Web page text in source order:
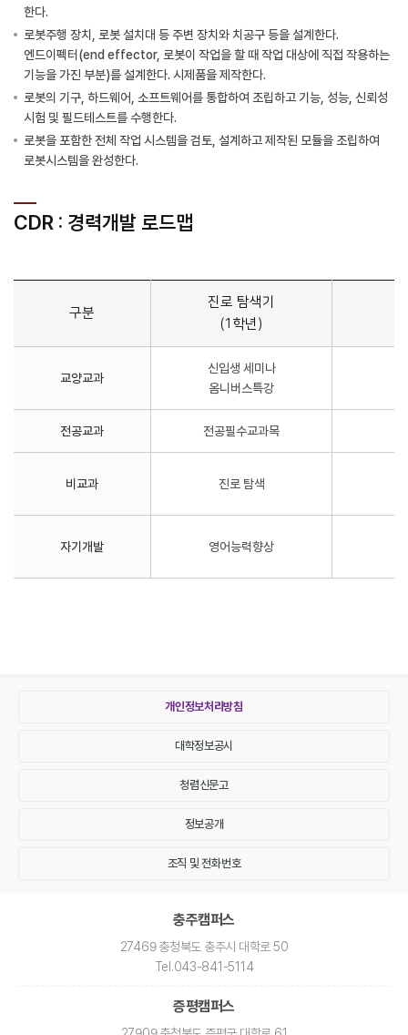
한다.
로봇주행 장치, 로봇 설치대 등 주변 장치와 치공구 등을 설계한다.
엔드이펙터(end effector, 로봇이 작업을 할 때 작업 대상에 직접 작용하는
기능을 가진 부분)를 설계한다. 시제품을 제작한다.
로봇의 기구, 하드웨어, 소프트웨어를 통합하여 조립하고 기능, 성능, 신뢰성
시험 및 필드테스트를 수행한다.
로봇을 포함한 전체 작업 시스템을 검토, 설계하고 제작된 모듈을 조립하여
로봇시스템을 완성한다.
CDR : 경력개발 로드맵
구분
진로 탐색기
(1학년)
교양교과
신입생 세미나
옴니버스특강
전공교과 전공필수교과목
비교과 진로 탐색
자기개발 영어능력향상
개인정보처리방침
대학정보공시
청렴신문고
정보공개
조직 및 전화번호
충주캠퍼스
27469 충청북도 충주시 대학로 50
Tel .043-841-5114
증평캠퍼스